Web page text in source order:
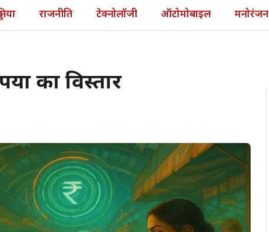
राजनीति टेक्नोलॉजी ऑटोमोबाइल मनोरंजन
का विस्तार